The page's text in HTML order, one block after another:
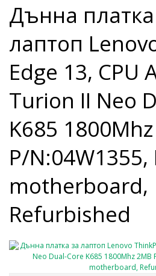
Дънна платка
лаптоп
Edge 13, CPU
Turion II Neo
K685
P/
motherboard,
Refurbished